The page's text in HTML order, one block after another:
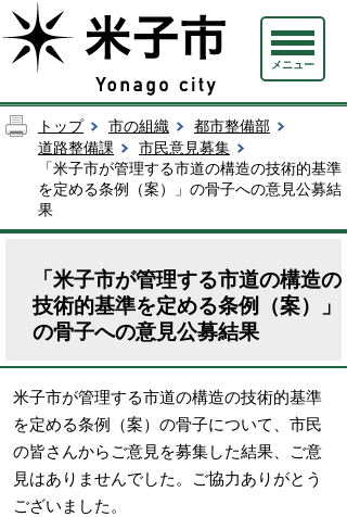
メニュー
トップ 市の組織
都市整備部
道路整備課
市民意見募集
「米子市が管理する市道の構造の技術的基準
を定める条例（案）」の骨子への意見公募結
果
「米子市が管理する市道の構造の
技術的基準を定める条例（案）」
の骨子への意見公募結果
米子市が管理する市道の構造の技術的基準
を定める条例（案）の骨子について、市民
の皆さんからご意見を募集した結果、ご意
見はありませんでした。ご協力ありがとう
ございました。